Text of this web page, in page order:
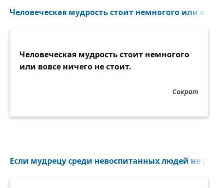
Человеческая мудрость стоит немногого или
Человеческая мудрость стоит немногого
или вовсе ничего не стоит.
Сократ
Если мудрецу среди невоспитанных людей не